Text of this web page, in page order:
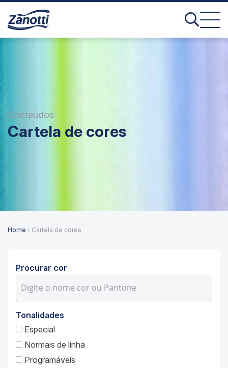
Conteúdos
Cartela de cores
Home › Cartela de cores
Procurar cor
Tonalidades
Especial
Normais de linha
Programáveis